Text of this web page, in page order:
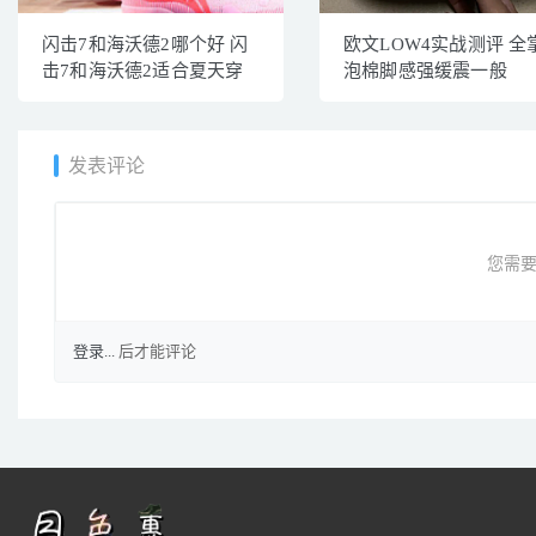
闪击7和海沃德2哪个好 闪
击7和海沃德2适合夏天穿
欧文LOW4实战测评 全
泡棉脚感强缓震一般
发表评论
您需
登录... 后才能评论